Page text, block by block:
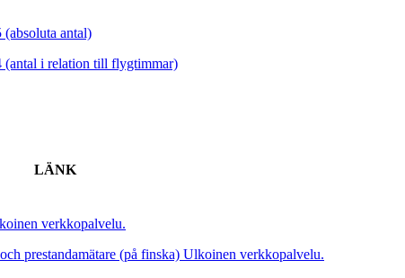
antal)
(antal i relation till flygtimmar)
LÄNK
verkkopalvelu.
prestandamätare (på finska) Ulkoinen verkkopalvelu.